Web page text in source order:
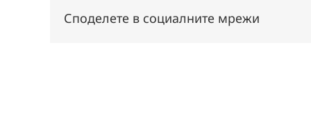
Споделете в социалните мрежи